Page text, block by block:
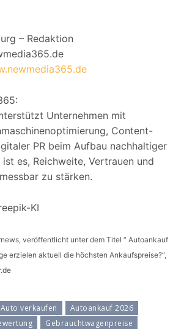
– Redaktion
Unternehmen mit
Content-
PR beim Aufbau nachhaltiger
es, Reichweite, Vertrauen und
zu stärken.
KI
veröffentlicht unter dem Titel “ Autoankauf
erzielen aktuell die höchsten Ankaufspreise?“,
Auto verkaufen
Autoankauf 2026
Gebrauchtwagenpreise